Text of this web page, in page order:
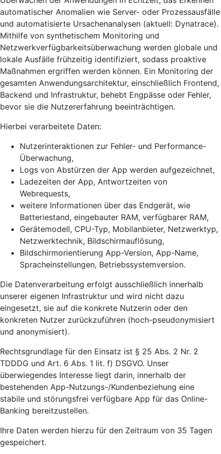
automatischer Anomalien wie Server- oder Prozessausfälle
und automatisierte Ursachenanalysen (aktuell: Dynatrace).
Mithilfe von synthetischem Monitoring und
Netzwerkverfügbarkeitsüberwachung werden globale und
lokale Ausfälle frühzeitig identifiziert, sodass proaktive
Maßnahmen ergriffen werden können. Ein Monitoring der
gesamten Anwendungsarchitektur, einschließlich Frontend,
Backend und Infrastruktur, behebt Engpässe oder Fehler,
bevor sie die Nutzererfahrung beeinträchtigen.
Hierbei verarbeitete Daten:
Nutzerinteraktionen zur Fehler- und Performance-
Überwachung,
Logs von Abstürzen der App werden aufgezeichnet,
Ladezeiten der App, Antwortzeiten von
Webrequests,
weitere Informationen über das Endgerät, wie
Batteriestand, eingebauter RAM, verfügbarer RAM,
Gerätemodell, CPU-Typ, Mobilanbieter, Netzwerktyp,
Netzwerktechnik, Bildschirmauflösung,
Bildschirmorientierung App-Version, App-Name,
Spracheinstellungen, Betriebssystemversion.
Die Datenverarbeitung erfolgt ausschließlich innerhalb
unserer eigenen Infrastruktur und wird nicht dazu
eingesetzt, sie auf die konkrete Nutzerin oder den
konkreten Nutzer zurückzuführen (hoch-pseudonymisiert
und anonymisiert).
Rechtsgrundlage für den Einsatz ist § 25 Abs. 2 Nr. 2
TDDDG und Art. 6 Abs. 1 lit. f) DSGVO. Unser
überwiegendes Interesse liegt darin, innerhalb der
bestehenden App-Nutzungs-/Kundenbeziehung eine
stabile und störungsfrei verfügbare App für das Online-
Banking bereitzustellen.
Ihre Daten werden hierzu für den Zeitraum von 35 Tagen
gespeichert.